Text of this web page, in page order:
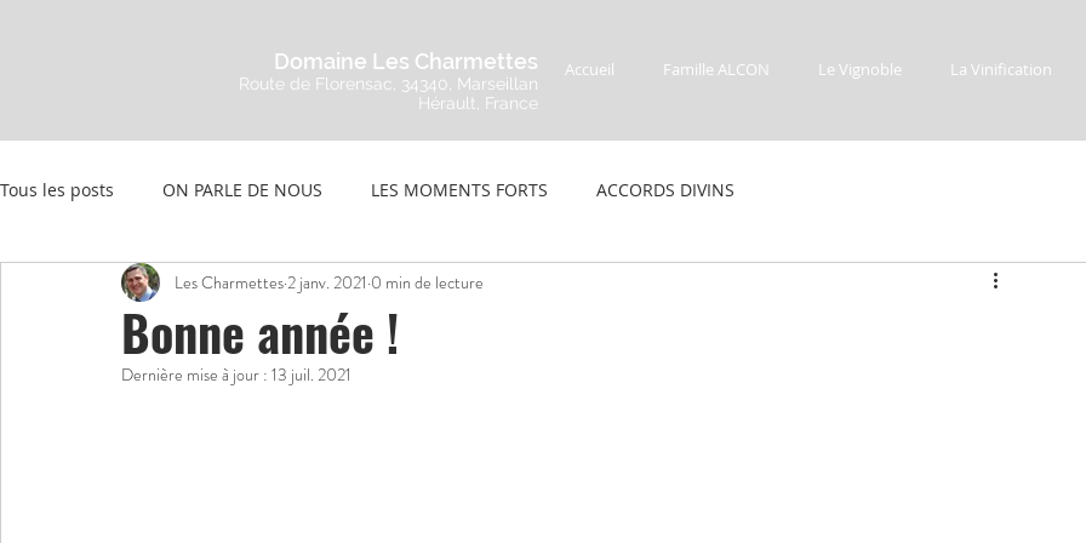
Domaine Les Charmettes
Route de Florensac, 34340, Marseillan
Hérault, France
Accueil Famille ALCON Le Vignoble La Vinification
Tous les posts ON PARLE DE NOUS LES MOMENTS FORTS ACCORDS DIVINS
Bonne année !
Les Charmettes 2 janv. 2021 0 min de lecture
Dernière mise à jour : 13 juil. 2021